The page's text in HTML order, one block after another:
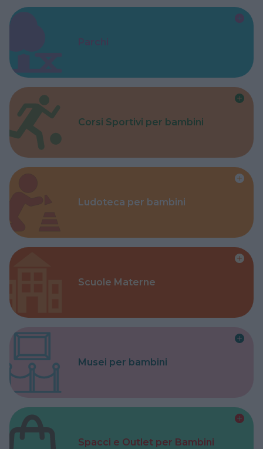
Parchi
Corsi Sportivi per bambini
Ludoteca per bambini
Scuole Materne
Musei per bambini
Spacci e Outlet per Bambini